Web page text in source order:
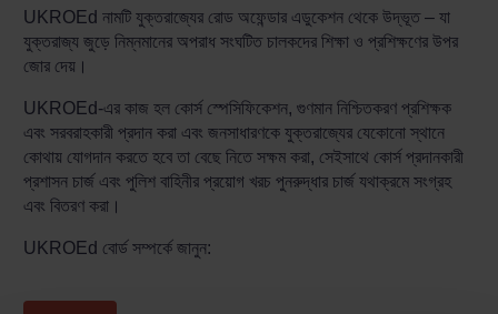
UKROEd নামটি যুক্তরাজ্যের রোড অফেন্ডার এডুকেশন থেকে উদ্ভূত – যা
যুক্তরাজ্য জুড়ে নিম্নমানের অপরাধ সংঘটিত চালকদের শিক্ষা ও প্রশিক্ষণের উপর
জোর দেয়।
UKROEd-এর কাজ হল কোর্স স্পেসিফিকেশন, গুণমান নিশ্চিতকরণ প্রশিক্ষক
এবং সরবরাহকারী প্রদান করা এবং জনসাধারণকে যুক্তরাজ্যের যেকোনো স্থানে
কোথায় যোগদান করতে হবে তা বেছে নিতে সক্ষম করা, সেইসাথে কোর্স প্রদানকারী
প্রশাসন চার্জ এবং পুলিশ বাহিনীর প্রয়োগ খরচ পুনরুদ্ধার চার্জ যথাক্রমে সংগ্রহ
এবং বিতরণ করা।
UKROEd বোর্ড সম্পর্কে জানুন: